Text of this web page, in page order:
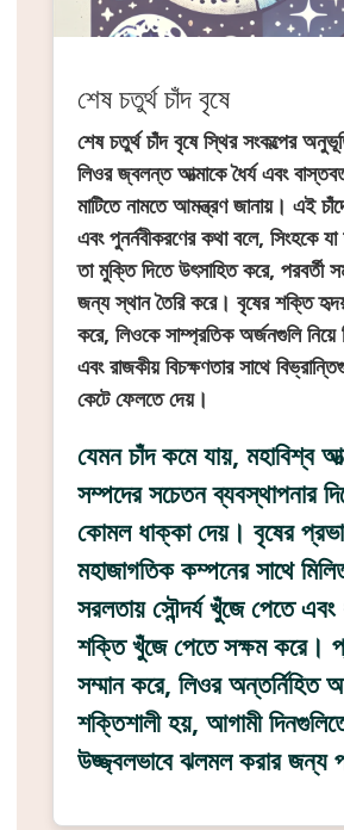
শেষ চতুর্থ চাঁদ বৃষে
শেষ চতুর্থ চাঁদ বৃষে স্থির সংকল্পের
লিওর জ্বলন্ত আত্মাকে ধৈর্য এবং
মাটিতে নামতে আমন্ত্রণ জানায়। এই
এবং পুনর্নবীকরণের কথা বলে, সিংহকে
তা মুক্তি দিতে উৎসাহিত করে, পরবর্তী
জন্য স্থান তৈরি করে। বৃষের শক্তি
করে, লিওকে সাম্প্রতিক অর্জনগুলি নিয়ে
এবং রাজকীয় বিচক্ষণতার সাথে
কেটে ফেলতে দেয়।
যেমন চাঁদ কমে যায়, মহাবিশ্ব
সম্পদের সচেতন ব্যবস্থাপনার
কোমল ধাক্কা দেয়। বৃষের
মহাজাগতিক কম্পনের সাথে
সরলতায় সৌন্দর্য খুঁজে পেতে এবং
শক্তি খুঁজে পেতে সক্ষম করে।
সম্মান করে, লিওর অন্তর্নিহিত
শক্তিশালী হয়, আগামী
উজ্জ্বলভাবে ঝলমল করার জন্য